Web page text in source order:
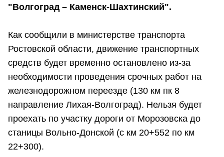
"Волгоград – Каменск-Шахтинский".
Как сообщили в министерстве транспорта
Ростовской области, движение транспортных
средств будет временно остановлено из-за
необходимости проведения срочных работ на
железнодорожном переезде (130 км пк 8
направление Лихая-Волгоград). Нельзя будет
проехать по участку дороги от Морозовска до
станицы Вольно-Донской (с км 20+552 по км
22+300).